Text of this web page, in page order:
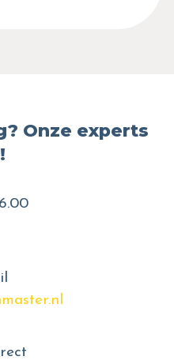
Onze experts